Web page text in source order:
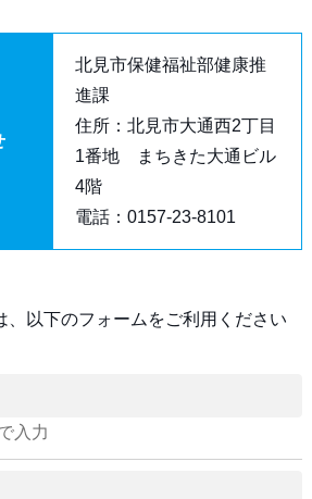
北見市保健福祉部健康推
進課
住所：北見市大通西2丁目
1番地 まちきた大通ビル
4階
電話：0157-23-8101
、以下のフォームをご利用ください
入力